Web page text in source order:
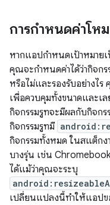
การกำหนดค่าโห
หากแอปกำหนดเป้าหมาย
คุณจะกำหนดค่าได้ว่ากิจก
หรือไม่และรองรับอย่างไ
เพื่อควบคุมทั้งขนาดและเล
กิจกรรมรูทจะมีผลกับกิจก
กิจกรรมรูทมี
กิจกรรมทั้งหมด ในสแต็ก
บางรุ่น เช่น
ได้แม้ว่าคุณจะระบุ
เปลี่ยนแปลงนี้ทำให้แอปข